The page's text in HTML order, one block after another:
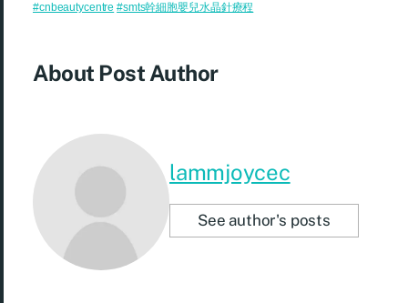
#cnbeautycentre #smts幹細胞嬰兒水晶針療程
About Post Author
lammjoycec
See author's posts